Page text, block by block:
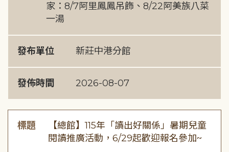
家：8/7阿里鳳鳳吊飾、8/22阿美族八菜
一湯
發布單位 新莊中港分館
發佈時間 2026-08-07
標題
【總館】115年「讀出好關係」暑期兒童
閱讀推廣活動，6/29起歡迎報名參加~